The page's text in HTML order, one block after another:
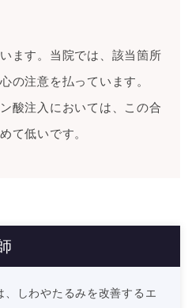
ます。当院では、該当箇所
の注意を払っています。
酸注入においては、この合
て低いです。
しわやたるみを改善するエ